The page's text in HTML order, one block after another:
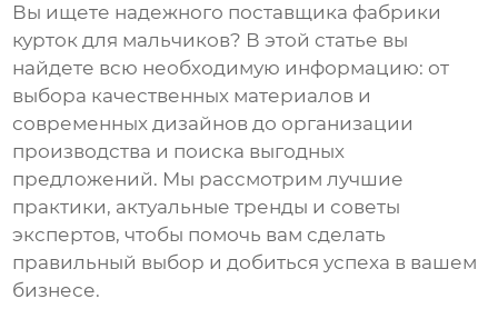
Вы ищете надежного поставщика фабрики
курток для мальчиков? В этой статье вы
найдете всю необходимую информацию: от
выбора качественных материалов и
современных дизайнов до организации
производства и поиска выгодных
предложений. Мы рассмотрим лучшие
практики, актуальные тренды и советы
экспертов, чтобы помочь вам сделать
правильный выбор и добиться успеха в вашем
бизнесе.